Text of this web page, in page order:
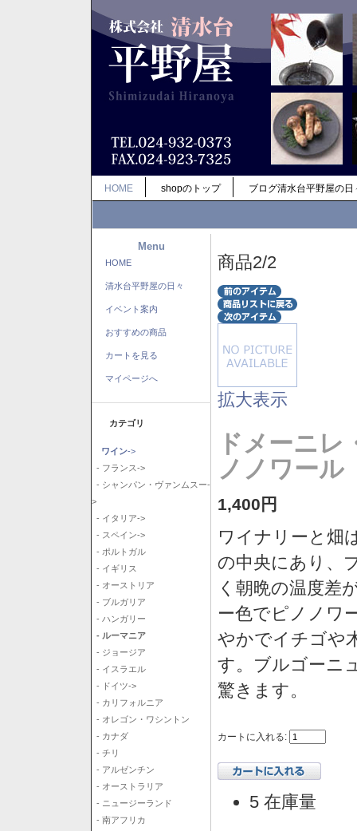
HOME shopのトップ ブログ清水台平野屋の日
Menu
HOME
清水台平野屋の日々
イベント案内
おすすめの商品
カートを見る
マイページへ
カテゴリ
ワイン->
- フランス->
- シャンパン・ヴァンムスー-
>
- イタリア->
- スペイン->
- ポルトガル
- イギリス
- オーストリア
- ブルガリア
- ハンガリー
- ルーマニア
- ジョージア
- イスラエル
- ドイツ->
- カリフォルニア
- オレゴン・ワシントン
- カナダ
- チリ
- アルゼンチン
- オーストラリア
- ニュージーランド
- 南アフリカ
商品2/2
拡大表示
ドメーニ
ノノワー
1,400円
ワイナリーと畑
の中央にあり、
く朝晩の温度差
ー色でピノノワ
やかでイチゴや
す。ブルゴーニ
驚きます。
カートに入れる:
5 在庫量